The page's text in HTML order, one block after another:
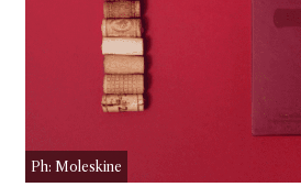
Ph: Moleskine